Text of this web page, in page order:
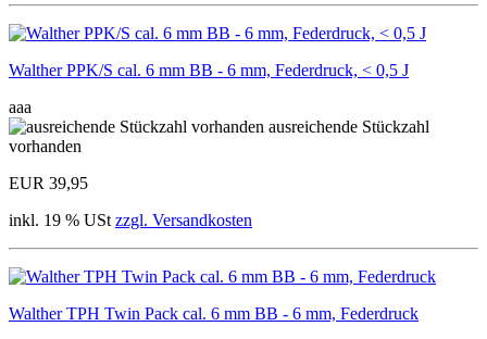
Walther PPK/S cal. 6 mm BB - 6 mm, Federdruck, < 0,5 J
aaa
ausreichende Stückzahl
vorhanden
EUR 39,95
inkl. 19 % USt zzgl. Versandkosten
Walther TPH Twin Pack cal. 6 mm BB - 6 mm, Federdruck